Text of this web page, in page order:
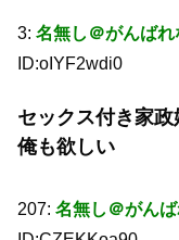
3: 名無し＠がんばれ
ID:oIYF2wdi0
セックス付き家
俺も欲しい
207: 名無し＠がん